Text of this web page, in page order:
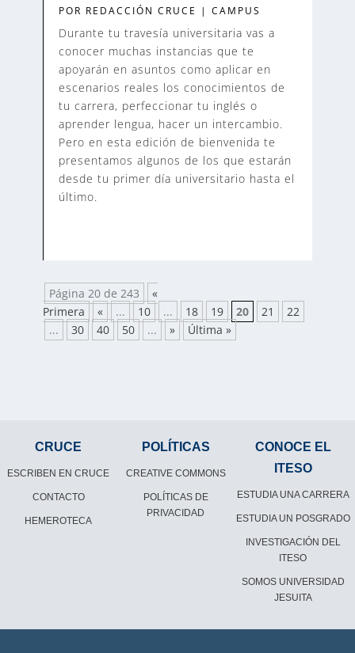
POR REDACCIÓN CRUCE | CAMPUS
Durante tu travesía universitaria vas a
conocer muchas instancias que te
apoyarán en asuntos como aplicar en
escenarios reales los conocimientos de
tu carrera, perfeccionar tu inglés o
aprender lengua, hacer un intercambio.
Pero en esta edición de bienvenida te
presentamos algunos de los que estarán
desde tu primer día universitario hasta el
último.
Página 20 de 243
«
Primera
« ... 10 ... 18 19 20 21
22
...
30 40 50 ... » Última »
CRUCE
ESCRIBEN EN CRUCE
CONTACTO
HEMEROTECA
POLÍTICAS
CREATIVE COMMONS
POLÍTICAS DE
PRIVACIDAD
CONOCE EL
ITESO
ESTUDIA UNA CARRERA
ESTUDIA UN POSGRADO
INVESTIGACIÓN DEL
ITESO
SOMOS UNIVERSIDAD
JESUITA